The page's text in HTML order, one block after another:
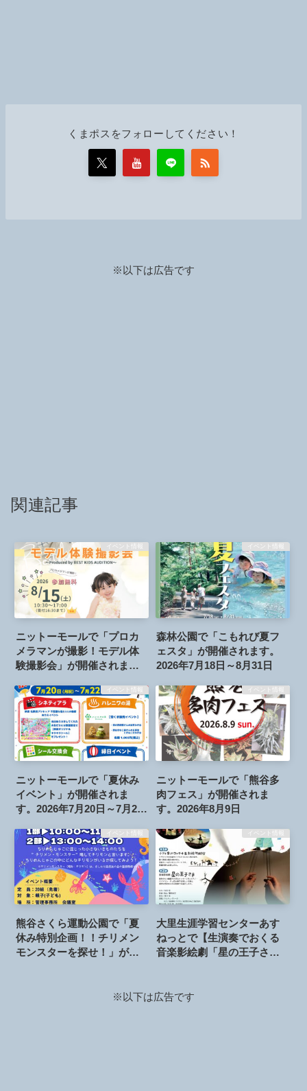
くまポスをフォローしてください！
※以下は広告です
関連記事
イベント情報
ニットーモールで「プロカ
メラマンが撮影！モデル体
験撮影会」が開催されま
イベント情報
森林公園で「こもれび夏フ
ェスタ」が開催されます。
2026年7月18日～8月31日
イベント情報
ニットーモールで「夏休み
イベント」が開催されま
す。2026年7月20日～7月22
イベント情報
ニットーモールで「熊谷多
肉フェス」が開催されま
す。2026年8月9日
イベント情報
熊谷さくら運動公園で「夏
休み特別企画！！チリメン
モンスターを探せ！」が開
イベント情報
大里生涯学習センターあす
ねっとで【生演奏でおくる
音楽影絵劇「星の王子さ
※以下は広告です